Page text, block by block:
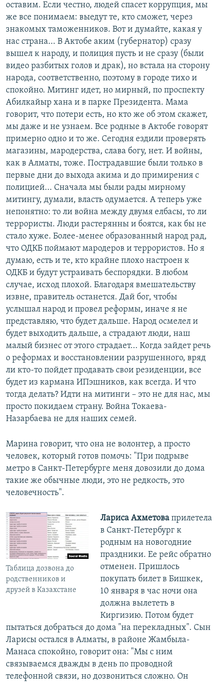
оставим. Если честно, людей спасет коррупция, мы
же все понимаем: выедут те, кто сможет, через
знакомых таможенников. Вот и думайте, какая у
нас страна... В Актобе аким (губернатор) сразу
вышел к народу, и полиция пусть и не сразу (были
видео разбитых голов и драк), но встала на сторону
народа, соответственно, поэтому в городе тихо и
спокойно. Митинг идет, но мирный, по проспекту
Абилкайыр хана и в парке Президента. Мама
говорит, что потери есть, но кто же об этом скажет,
мы даже и не узнаем. Все родные в Актобе говорят
примерно одно и то же. Сегодня ездили проверять
магазины, мародерства, слава богу, нет. И войны,
как в Алматы, тоже. Пострадавшие были только в
первые дни до выхода акима и до примирения с
полицией... Сначала мы были рады мирному
митингу, думали, власть одумается. А теперь уже
непонятно: то ли война между двумя елбасы, то ли
террористы. Люди растерянны и боятся, как бы не
стало хуже. Более-менее образованный народ рад,
что ОДКБ поймают мародеров и террористов. Но я
думаю, есть и те, кто крайне плохо настроен к
ОДКБ и будут устраивать беспорядки. В любом
случае, исход плохой. Благодаря вмешательству
извне, правитель останется. Дай бог, чтобы
услышал народ и провел реформы, иначе я не
представляю, что будет дальше. Народ осмелел и
будет выходить дальше, а страдают люди, наш
малый бизнес от этого страдает... Когда зайдет речь
о реформах и восстановлении разрушенного, вряд
ли кто-то пойдет продавать свои резиденции, все
будет из кармана ИПэшников, как всегда. И что
тогда делать? Идти на митинги – это не для нас, мы
просто покидаем страну. Война Токаева-
Назарбаева не для наших семей.
Марина говорит, что она не волонтер, а просто
человек, который готов помочь: "При подрыве
метро в Санкт-Петербурге меня довозили до дома
такие же обычные люди, это не редкость, это
человечность".
Таблица дозвона до
родственников и
друзей в Казахстане
Лариса Ахметоваприлетела
в Санкт-Петербург к
родным на новогодние
праздники. Ее рейс обратно
отменен. Пришлось
покупать билет в Бишкек,
10 января в час ночи она
должна вылететь в
Киргизию. Потом будет
пытаться добраться до дома "на перекладных". Сын
Ларисы остался в Алматы, в районе Жамбыла-
Манаса спокойно, говорит она: "Мы с ним
связываемся дважды в день по проводной
телефонной связи, но дозвониться сложно. Он